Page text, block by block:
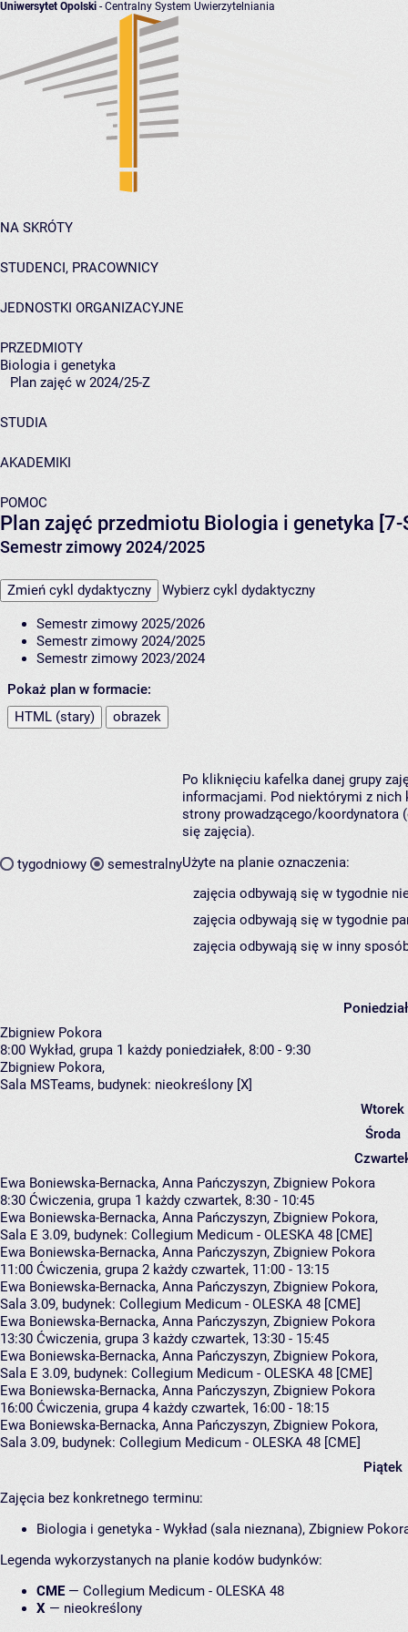
Uniwersytet Opolski - Centralny System Uwierzytelniania
NA SKRÓTY
STUDENCI, PRACOWNICY
JEDNOSTKI ORGANIZACYJNE
PRZEDMIOTY
Biologia i genetyka
Plan zajęć w 2024/25-Z
STUDIA
AKADEMIKI
POMOC
Plan zajęć przedmiotu Biologia i genetyka
Semestr zimowy 2024/2025
Zmień cykl dydaktyczny Wybierz cykl dydaktyczny
Semestr zimowy 2025/2026
Semestr zimowy 2024/2025
Semestr zimowy 2023/2024
Pokaż plan w formacie:
HTML (stary)
obrazek
tygodniowy semestralny
Po kliknięciu kafelka danej grupy
informacjami. Pod niektórymi z nich
strony prowadzącego/koordynatora
się zajęcia).
Użyte na planie oznaczenia:
zajęcia odbywają się w tygodnie
zajęcia odbywają się w tygodnie
zajęcia odbywają się w inny
Zbigniew Pokora
8:00 Wykład, grupa 1 każdy poniedziałek, 8:00 - 9:30
Zbigniew Pokora,
Sala MSTeams, budynek: nieokreślony [X]
Wtorek
Środa
Ewa Boniewska-Bernacka, Anna Pańczyszyn, Zbigniew Pokora
8:30 Ćwiczenia, grupa 1 każdy czwartek, 8:30 - 10:45
Ewa Boniewska-Bernacka, Anna Pańczyszyn, Zbigniew Pokora,
Sala E 3.09, budynek: Collegium Medicum - OLESKA 48 [CME]
Ewa Boniewska-Bernacka, Anna Pańczyszyn, Zbigniew Pokora
11:00 Ćwiczenia, grupa 2 każdy czwartek, 11:00 - 13:15
Ewa Boniewska-Bernacka, Anna Pańczyszyn, Zbigniew Pokora,
Sala 3.09, budynek: Collegium Medicum - OLESKA 48 [CME]
Ewa Boniewska-Bernacka, Anna Pańczyszyn, Zbigniew Pokora
13:30 Ćwiczenia, grupa 3 każdy czwartek, 13:30 - 15:45
Ewa Boniewska-Bernacka, Anna Pańczyszyn, Zbigniew Pokora,
Sala E 3.09, budynek: Collegium Medicum - OLESKA 48 [CME]
Ewa Boniewska-Bernacka, Anna Pańczyszyn, Zbigniew Pokora
16:00 Ćwiczenia, grupa 4 każdy czwartek, 16:00 - 18:15
Ewa Boniewska-Bernacka, Anna Pańczyszyn, Zbigniew Pokora,
Sala 3.09, budynek: Collegium Medicum - OLESKA 48 [CME]
Piątek
Zajęcia bez konkretnego terminu:
Biologia i genetyka - Wykład (sala nieznana), Zbigniew
Legenda wykorzystanych na planie kodów budynków:
CME— Collegium Medicum - OLESKA 48
X — nieokreślony